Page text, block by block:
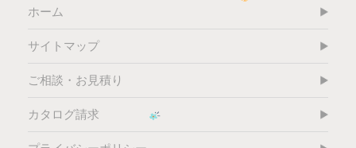
ホーム
サイトマップ
ご相談・お見積り
カタログ請求